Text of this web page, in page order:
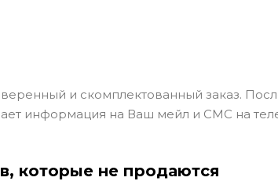
и скомплектованный заказ.
информация на Ваш мейл и СМС на
которые не продаются